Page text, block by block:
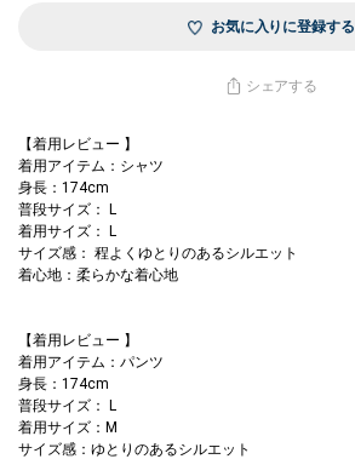
お気に入りに登録する
シェアする
【着用レビュー 】
着用アイテム：シャツ
身長：174cm
普段サイズ： L
着用サイズ： L
サイズ感： 程よくゆとりのあるシルエット
着心地：柔らかな着心地
【着用レビュー 】
着用アイテム：パンツ
身長：174cm
普段サイズ： L
着用サイズ：M
サイズ感：ゆとりのあるシルエット